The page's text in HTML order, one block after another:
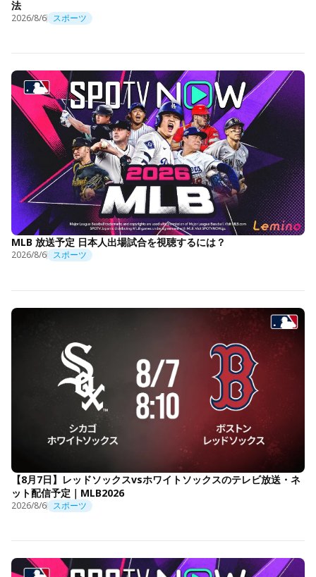
法
2026/8/6 スポーツ
MLB 放送予定 日本人出場試合を視聴するには？
2026/8/6 スポーツ
【8月7日】レッドソックスvsホワイトソックスのテレビ放送・ネ
ット配信予定｜MLB2026
2026/8/6 スポーツ